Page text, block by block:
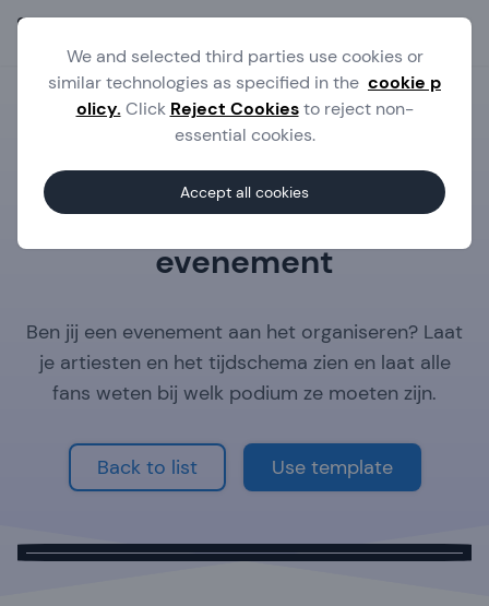
We and selected third parties use cookies or
similar technologies as specified in the cookie p
olicy. Click Reject Cookiesto reject non-
essential cookies.
Accept all cookies
Maak een app voor jouw
evenement
Ben jij een evenement aan het organiseren? Laat
je artiesten en het tijdschema zien en laat alle
fans weten bij welk podium ze moeten zijn.
Back to list Use template